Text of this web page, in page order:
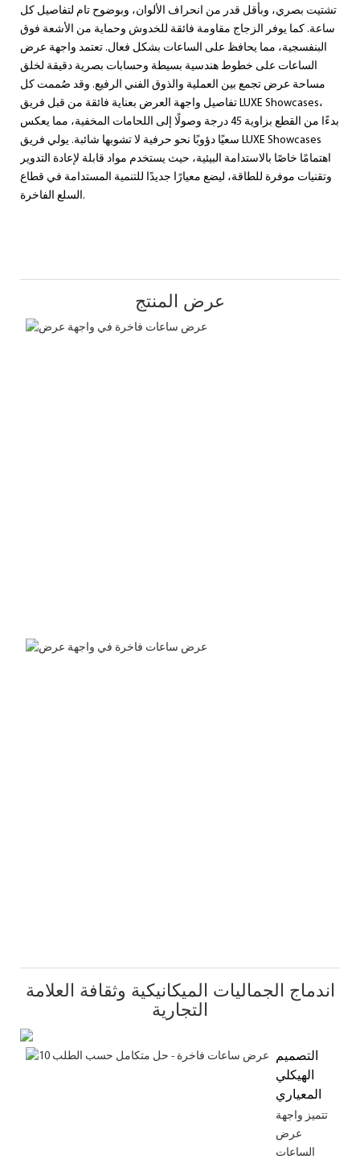
تشتيت بصري، وبأقل قدر من انحراف الألوان، وبوضوح تام لتفاصيل كل
ساعة. كما يوفر الزجاج مقاومة فائقة للخدوش وحماية من الأشعة فوق
البنفسجية، مما يحافظ على الساعات بشكل فعال. تعتمد واجهة عرض
الساعات على خطوط هندسية بسيطة وحسابات بصرية دقيقة لخلق
مساحة عرض تجمع بين العملية والذوق الفني الرفيع. وقد صُممت كل
تفاصيل واجهة العرض بعناية فائقة من قبل فريق LUXE Showcases،
بدءًا من القطع بزاوية 45 درجة وصولًا إلى اللحامات المخفية، مما يعكس
سعيًا دؤوبًا نحو حرفية لا تشوبها شائبة. يولي فريق LUXE Showcases
اهتمامًا خاصًا بالاستدامة البيئية، حيث يستخدم مواد قابلة لإعادة التدوير
وتقنيات موفرة للطاقة، ليضع معيارًا جديدًا للتنمية المستدامة في قطاع
السلع الفاخرة.
عرض المنتج
اندماج الجماليات الميكانيكية وثقافة العلامة
التجارية
التصميم
الهيكلي
المعياري
تتميز واجهة
عرض
الساعات